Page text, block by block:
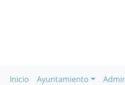
Inicio Ayuntamiento